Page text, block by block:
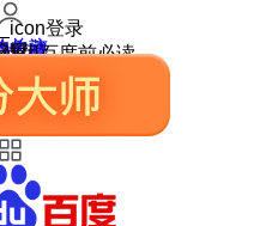
登录
关注
收藏
中心
反馈
置用百度前必读